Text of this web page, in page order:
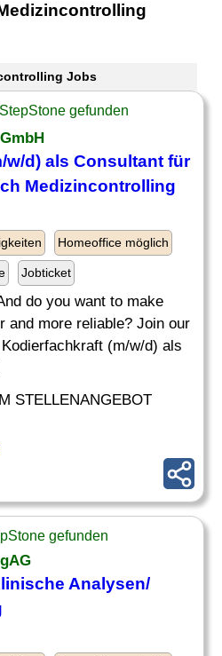
Jobs
gefunden
w/d) als Consultant für
Medizincontrolling
Homeoffice möglich
Jobticket
do you want to make
and more reliable? Join our
(m/w/d) als
STELLENANGEBOT
gefunden
Analysen/